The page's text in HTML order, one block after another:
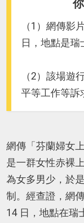
（1）網傳影
日，地點是瑞
（2）該場遊
平等工作等訴
網傳「芬蘭婦女
是一群女性赤裸
為女多男少，於
制。經查證，網
14 日，地點在瑞